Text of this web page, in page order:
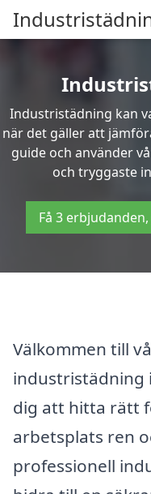
Industristädning kan
när det gäller att
guide och använder
och tryggaste
Få 3
Välkommen till
industristädning
dig att hitta rätt
arbetsplats ren
professionell